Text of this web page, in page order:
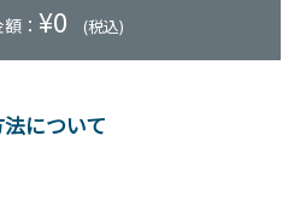
： ¥0 (税込)
について